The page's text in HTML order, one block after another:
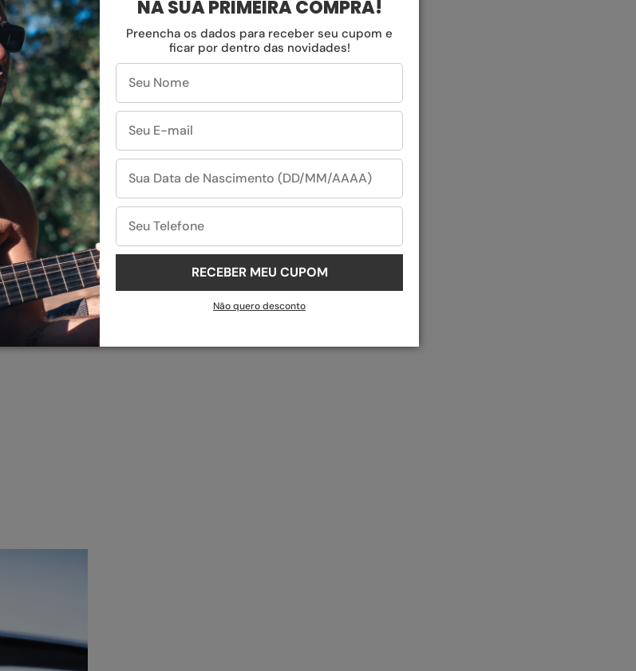
NA SUA PRIMEIRA COMPRA!
Preencha os dados para receber seu cupom e
ficar por dentro das novidades!
RECEBER MEU CUPOM
Não quero desconto